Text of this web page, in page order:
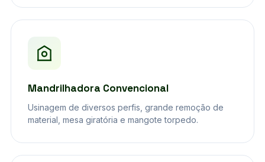
Mandrilhadora Convencional
Usinagem de diversos perfis, grande remoção de
material, mesa giratória e mangote torpedo.